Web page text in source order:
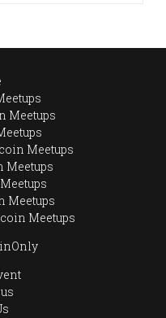
Meetups
Meetups
Meetups
Meetups
Meetups